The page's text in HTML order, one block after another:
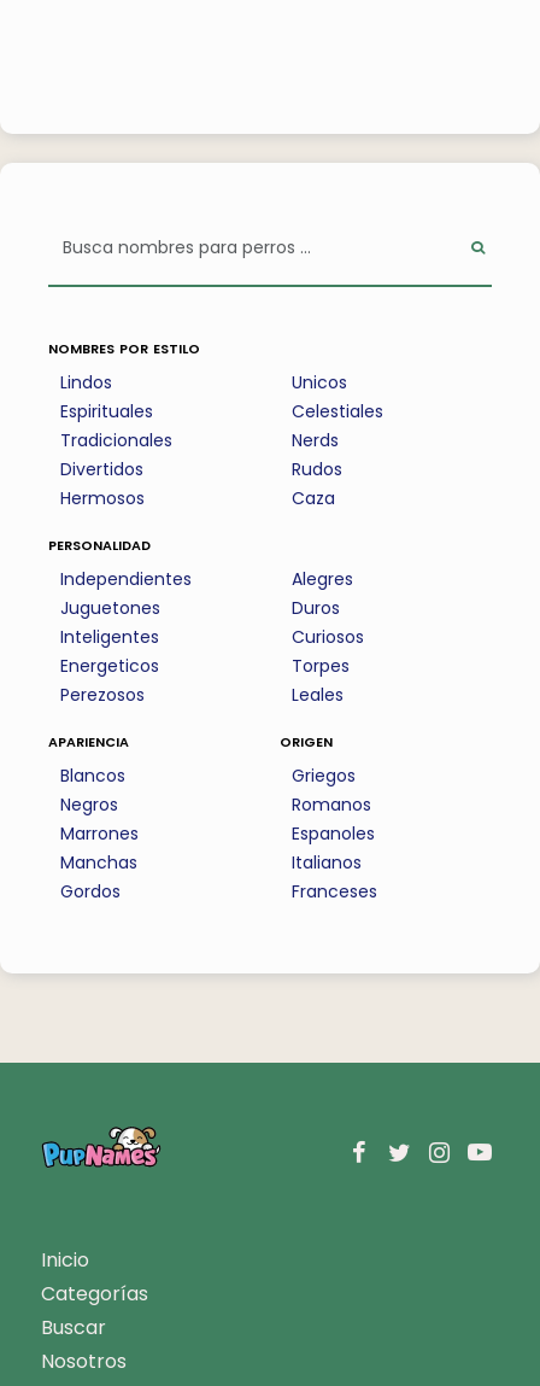
nombres por estilo
Lindos
Espirituales
Tradicionales
Divertidos
Hermosos
Unicos
Celestiales
Nerds
Rudos
Caza
personalidad
Independientes
Juguetones
Inteligentes
Energeticos
Perezosos
Alegres
Duros
Curiosos
Torpes
Leales
apariencia
Blancos
Negros
Marrones
Manchas
Gordos
origen
Griegos
Romanos
Espanoles
Italianos
Franceses
Inicio
Categorías
Buscar
Nosotros